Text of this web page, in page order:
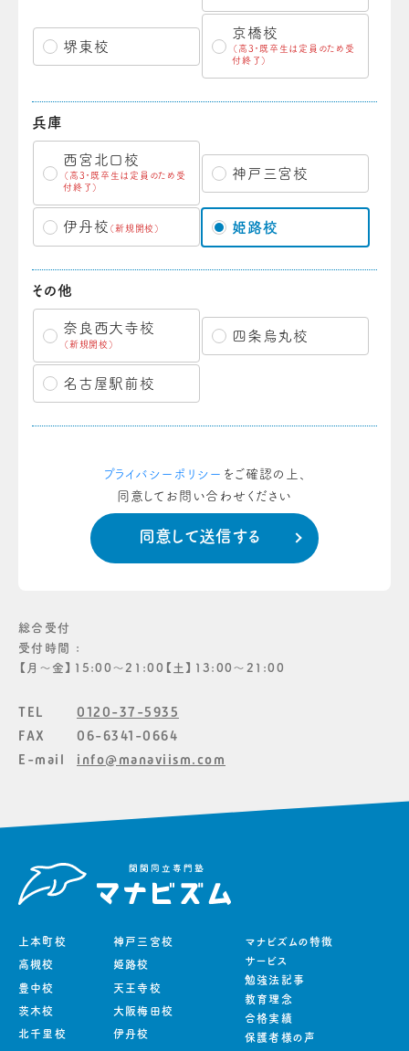
堺東校
京橋校
（高3・既卒生は定員のため受
付終了）
兵庫
西宮北口校
（高3・既卒生は定員のため受
付終了）
神戸三宮校
伊丹校 （新規開校） 姫路校
その他
奈良西大寺校
（新規開校）
四条烏丸校
名古屋駅前校
プライバシーポリシー をご確認の上、
同意してお問い合わせください
総合受付
受付時間 :
【月〜金】15:00〜21:00【土】13:00〜21:00
TEL
0120-37-5935
FAX
06-6341-0664
E-mail
info@manaviism.com
上本町校
高槻校
豊中校
茨木校
北千里校
神戸三宮校
姫路校
天王寺校
大阪梅田校
伊丹校
マナビズムの特徴
サービス
勉強法記事
教育理念
合格実績
保護者様の声